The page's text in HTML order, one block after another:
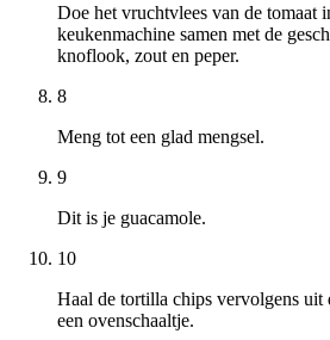
Doe het vruchtvlees van de tomaat
keukenmachine samen met de
knoflook, zout en peper.
8
Meng tot een glad mengsel.
9
Dit is je guacamole.
10
Haal de tortilla chips vervolgens uit
een ovenschaaltje.